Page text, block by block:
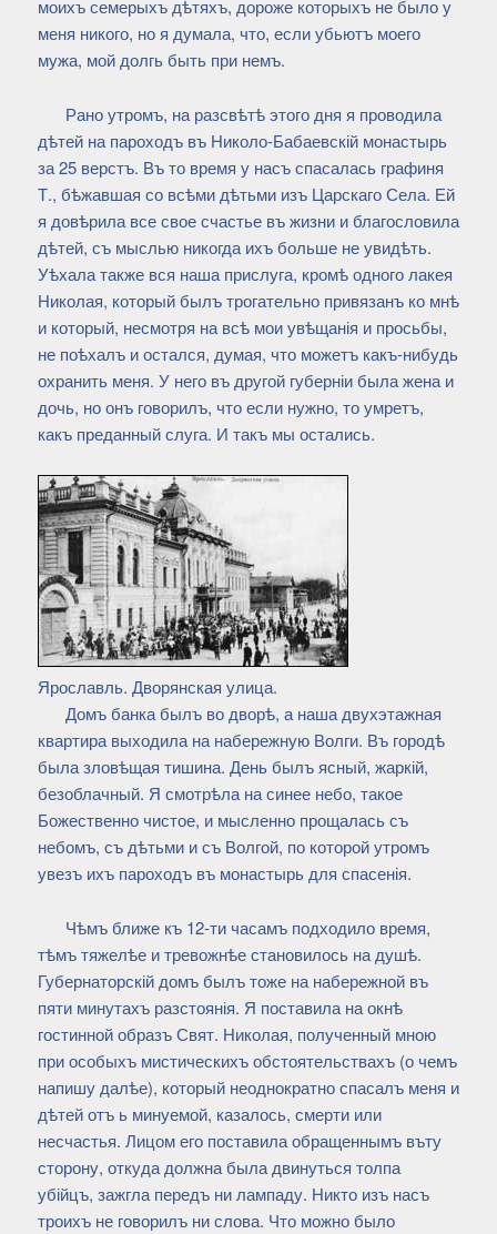
моихъ семерыхъ дѣтяхъ, дороже которыхъ не было у
меня никого, но я думала, что, если убьютъ моего
мужа, мой долгь быть при немъ.
Рано утромъ, на разсвѣтѣ этого дня я проводила
дѣтей на пароходъ въ Николо-Бабаевскій монастырь
за 25 верстъ. Въ то время у насъ спасалась графиня
Т., бѣжавшая со всѣми дѣтьми изъ Царскаго Села. Ей
я довѣрила все свое счастье въ жизни и благословила
дѣтей, съ мыслью никогда ихъ больше не увидѣть.
Уѣхала также вся наша прислуга, кромѣ одного лакея
Николая, который былъ трогательно привязанъ ко мнѣ
и который, несмотря на всѣ мои увѣщанія и просьбы,
не поѣхалъ и остался, думая, что можетъ какъ-нибудь
охранить меня. У него въ другой губерніи была жена и
дочь, но онъ говорилъ, что если нужно, то умретъ,
какъ преданный слуга. И такъ мы остались.
Ярославль. Дворянская улица.
Домъ банка былъ во дворѣ, а наша двухэтажная
квартира выходила на набережную Волги. Въ городѣ
была зловѣщая тишина. День былъ ясный, жаркій,
безоблачный. Я смотрѣла на синее небо, такое
Божественно чистое, и мысленно прощалась съ
небомъ, съ дѣтьми и съ Волгой, по которой утромъ
увезъ ихъ пароходъ въ монастырь для спасенія.
Чѣмъ ближе къ 12-ти часамъ подходило время,
тѣмъ тяжелѣе и тревожнѣе становилось на душѣ.
Губернаторскій домъ былъ тоже на набережной въ
пяти минутахъ разстоянія. Я поставила на окнѣ
гостинной образъ Свят. Николая, полученный мною
при особыхъ мистическихъ обстоятельствахъ (о чемъ
напишу далѣе), который неоднократно спасалъ меня и
дѣтей отъ ь минуемой, казалось, смерти или
несчастья. Лицом его поставила обращеннымъ въту
сторону, откуда должна была двинуться толпа
убійцъ, зажгла передъ ни лампаду. Никто изъ насъ
троихъ не говорилъ ни слова. Что можно было